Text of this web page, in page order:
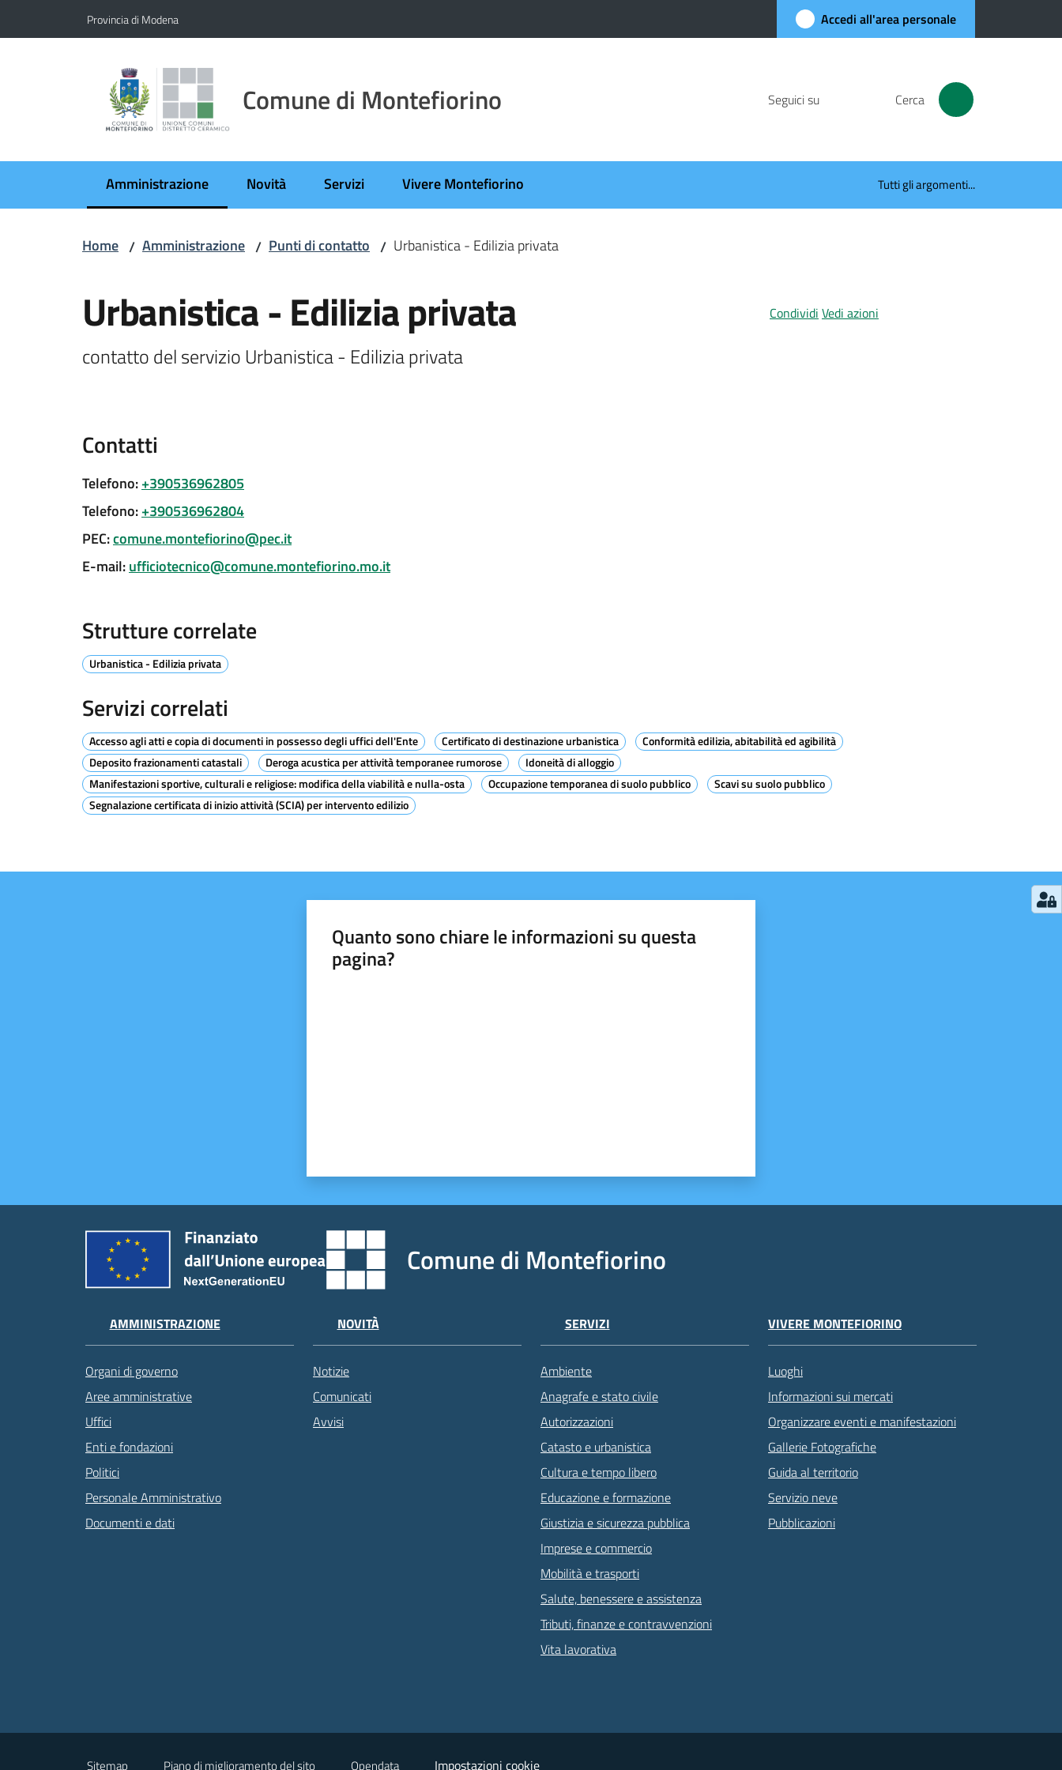
Provincia di Modena Accedi all'area personale
Comune di Montefiorino Seguici su Cerca
Amministrazione
Menu selezionato Novità Servizi Vivere Montefiorino Tutti gli argomenti...
Home / Amministrazione / Punti di contatto / Urbanistica - Edilizia privata
Urbanistica - Edilizia privata
contatto del servizio Urbanistica - Edilizia privata
Condividi Vedi azioni
Contatti
Telefono:+390536962805
Telefono:+390536962804
PEC:comune.montefiorino@pec.it
E-mail:ufficiotecnico@comune.montefiorino.mo.it
Strutture correlate
Urbanistica - Edilizia privata
Servizi correlati
Accesso agli atti e copia di documenti in possesso degli uffici dell'Ente Certificato di destinazione urbanistica
Conformità edilizia, abitabilità ed agibilità
Deposito frazionamenti catastali
Deroga acustica per attività temporanee rumorose
Idoneità di alloggio
Manifestazioni sportive, culturali e religiose: modifica della viabilità e nulla-osta
Occupazione temporanea di suolo pubblico
Scavi su suolo pubblico
Segnalazione certificata di inizio attività (SCIA) per intervento edilizio
Quanto sono chiare le informazioni su questa
pagina?
Comune di Montefiorino
AMMINISTRAZIONE
Organi di governo
Aree amministrative
Uffici
Enti e fondazioni
Politici
Personale Amministrativo
Documenti e dati
NOVITÀ
Notizie
Comunicati
Avvisi
SERVIZI
Ambiente
Anagrafe e stato civile
Autorizzazioni
Catasto e urbanistica
Cultura e tempo libero
Educazione e formazione
Giustizia e sicurezza pubblica
Imprese e commercio
Mobilità e trasporti
Salute, benessere e assistenza
Tributi, finanze e contravvenzioni
Vita lavorativa
VIVERE MONTEFIORINO
Luoghi
Informazioni sui mercati
Organizzare eventi e manifestazioni
Gallerie Fotografiche
Guida al territorio
Servizio neve
Pubblicazioni
Sitemap Piano di miglioramento del sito Opendata Impostazioni cookie